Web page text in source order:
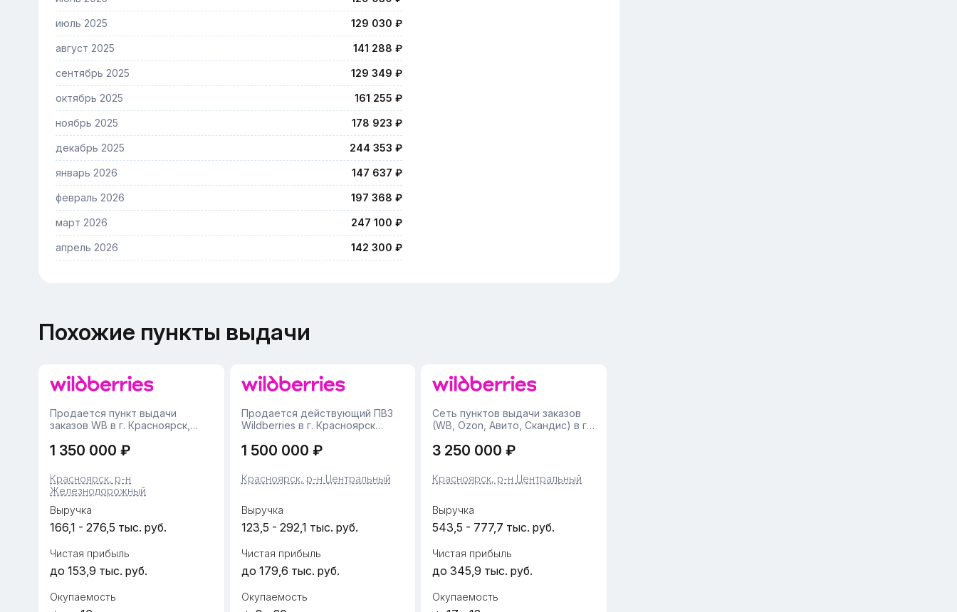
июль 2025 129 030 ₽
август 2025 141 288 ₽
сентябрь 2025 129 349 ₽
октябрь 2025 161 255 ₽
ноябрь 2025 178 923 ₽
декабрь 2025 244 353 ₽
январь 2026 147 637 ₽
февраль 2026 197 368 ₽
март 2026 247 100 ₽
апрель 2026 142 300 ₽
Похожие пункты выдачи
Продается пункт выдачи
заказов WB в г. Красноярск,
Площадь помещения — 52 м²,
выдачи и складским
пространством.• Пункт
работает с 2025 года,
финансова...
1 350 000 ₽
Красноярск, р-н
Железнодорожный
Выручка
166,1 - 276,5 тыс. руб.
Чистая прибыль
до 153,9 тыс. руб.
Окупаемость
Продается действующий ПВЗ
Wildberries в г. Красноярск
Центральный район,
высокий трафик).• Площадь: 62
кв. м. (просторное помещение,
1 500 000 ₽
Красноярск, р-н Центральный
Выручка
123,5 - 292,1 тыс. руб.
Чистая прибыль
до 179,6 тыс. руб.
Окупаемость
Сеть пунктов выдачи заказов
(WB, Ozon, Авито, Скандис) в г.
предлагается сеть пунктов
пункта Ozon, пункты WB и
Авито, а также пункт Скандис.
3 250 000 ₽
Красноярск, р-н Центральный
Выручка
543,5 - 777,7 тыс. руб.
Чистая прибыль
до 345,9 тыс. руб.
Окупаемость